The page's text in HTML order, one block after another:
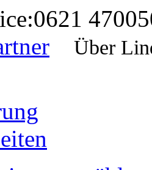
0621
Über